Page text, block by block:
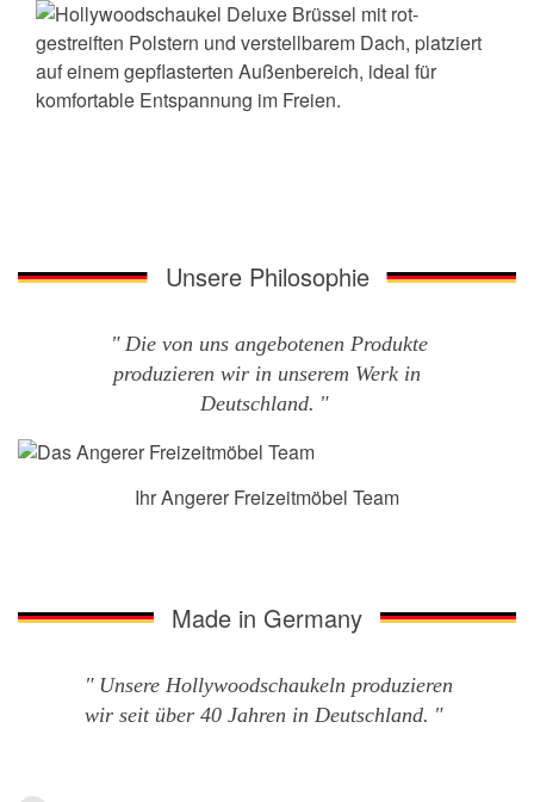
Unsere Philosophie
Die von uns angebotenen Produkte
produzieren wir in unserem Werk in
Deutschland.
Ihr Angerer Freizeitmöbel Team
Made in Germany
Unsere Hollywoodschaukeln produzieren
wir seit über 40 Jahren in Deutschland.